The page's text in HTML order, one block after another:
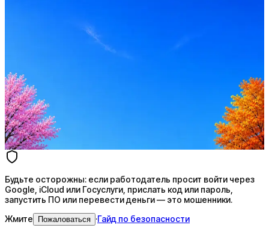
Стратегия поиска с AI: рынки, позиции, вилка, каналы
Будьте осторожны: если работодатель просит войти через
Google, iCloud или Госуслуги, прислать код или пароль,
запустить ПО или перевести деньги — это мошенники.
Жмите
Пожаловаться ·Гайд по безопасности